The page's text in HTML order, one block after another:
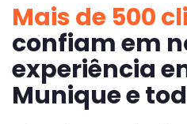
Mais de 500
confiam em
experiência
Munique e